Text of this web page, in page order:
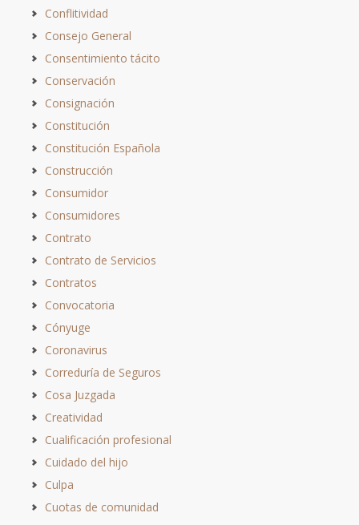
Conflitividad
Consejo General
Consentimiento tácito
Conservación
Consignación
Constitución
Constitución Española
Construcción
Consumidor
Consumidores
Contrato
Contrato de Servicios
Contratos
Convocatoria
Cónyuge
Coronavirus
Correduría de Seguros
Cosa Juzgada
Creatividad
Cualificación profesional
Cuidado del hijo
Culpa
Cuotas de comunidad